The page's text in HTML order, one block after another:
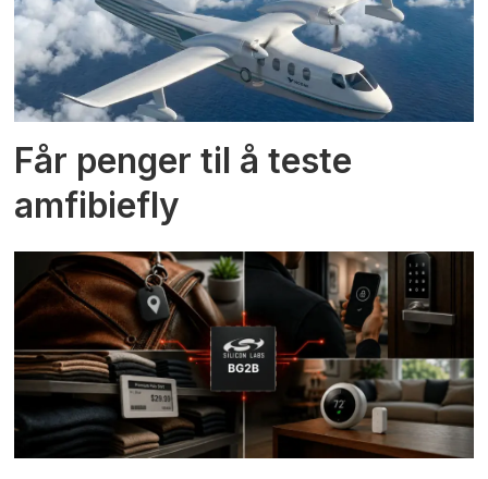
Får penger til å teste
amfibiefly